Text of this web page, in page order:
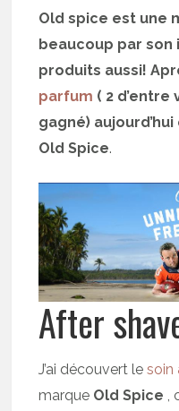
Old spice est une
beaucoup par son
produits aussi!
parfum ( 2 d’entre
gagné)
Old Spice.
After
J’ai découvert lesoin
marque Old Spice ,